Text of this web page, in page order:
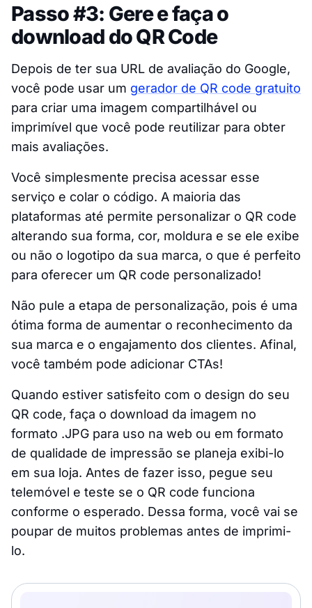
Passo #3: Gere e faça o
download do QR Code
Depois de ter sua URL de avaliação do Google,
você pode usar um gerador de QR code gratuito
para criar uma imagem compartilhável ou
imprimível que você pode reutilizar para obter
mais avaliações.
Você simplesmente precisa acessar esse
serviço e colar o código. A maioria das
plataformas até permite personalizar o QR code
alterando sua forma, cor, moldura e se ele exibe
ou não o logotipo da sua marca, o que é perfeito
para oferecer um QR code personalizado!
Não pule a etapa de personalização, pois é uma
ótima forma de aumentar o reconhecimento da
sua marca e o engajamento dos clientes. Afinal,
você também pode adicionar CTAs!
Quando estiver satisfeito com o design do seu
QR code, faça o download da imagem no
formato .JPG para uso na web ou em formato
de qualidade de impressão se planeja exibi-lo
em sua loja. Antes de fazer isso, pegue seu
telemóvel e teste se o QR code funciona
conforme o esperado. Dessa forma, você vai se
poupar de muitos problemas antes de imprimi-
lo.